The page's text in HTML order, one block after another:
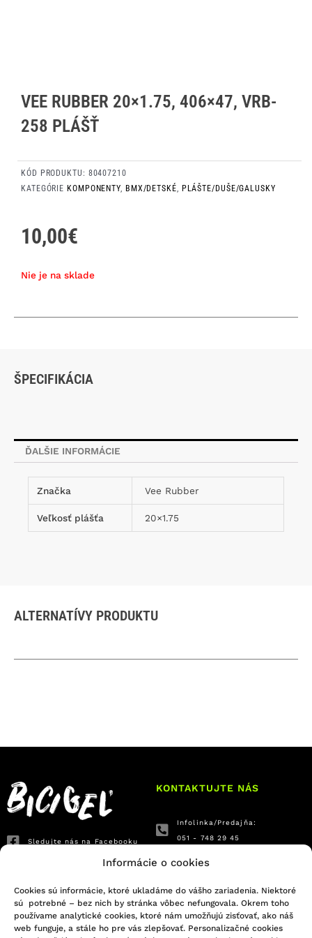
Informácie o cookies
Cookies sú informácie, ktoré ukladáme do vášho zariadenia. Niektoré
sú potrebné – bez nich by stránka vôbec nefungovala. Okrem toho
používame analytické cookies, ktoré nám umožňujú zisťovať, ako náš
web funguje, a stále ho pre vás zlepšovať. Personalizačné cookies
VEE RUBBER 20×1.75, 406×47, VRB-
258 PLÁŠŤ
KÓD PRODUKTU: 80407210
KATEGÓRIE KOMPONENTY, BMX/DETSKÉ, PLÁŠTE/DUŠE/GALUSKY
Nie je na sklade
10,00€
ŠPECIFIKÁCIA
ĎALŠIE INFORMÁCIE
Značka Vee Rubber
Veľkosť plášťa 20×1.75
ALTERNATÍVY PRODUKTU
Sledujte nás na Facebooku
Sledujte nás na Instagrame
KONTAKTUJTE NÁS
Infolinka/Predajňa:
051 - 748 29 45
Kpt. Nálepku 2
Prešov 080 01
OTVÁRACIE HODINY INFORMÁCIE